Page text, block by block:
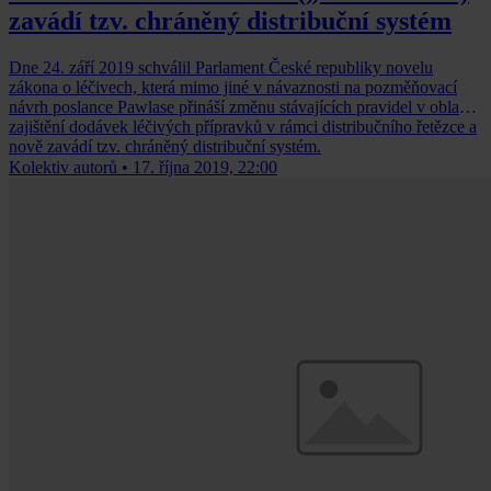
zavádí tzv. chráněný distribuční systém
Dne 24. září 2019 schválil Parlament České republiky novelu
zákona o léčivech, která mimo jiné v návaznosti na pozměňovací
návrh poslance Pawlase přináší změnu stávajících pravidel v oblasti
zajištění dodávek léčivých přípravků v rámci distribučního řetězce a
nově zavádí tzv. chráněný distribuční systém.
Kolektiv autorů • 17. října 2019, 22:00